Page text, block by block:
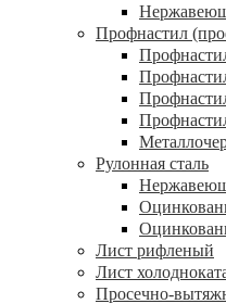
Профнастил
Рулонная сталь
Лист рифленый
Лист
Просечно-